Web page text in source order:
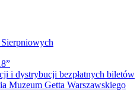
i dystrybucji bezpłatnych biletów
Muzeum Getta Warszawskiego